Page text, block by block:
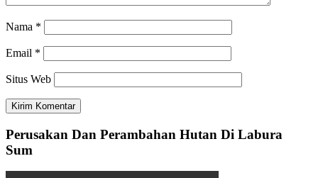
Nama *
Email *
Situs Web
Perusakan Dan Perambahan Hutan Di Labura
Sum